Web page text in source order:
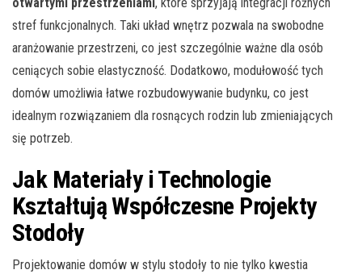
stref funkcjonalnych. Taki układ wnętrz pozwala na swobodne
aranżowanie przestrzeni, co jest szczególnie ważne dla osób
ceniących sobie elastyczność. Dodatkowo, modułowość tych
domów umożliwia łatwe rozbudowywanie budynku, co jest
idealnym rozwiązaniem dla rosnących rodzin lub zmieniających
się potrzeb.
Jak Materiały i Technologie
Kształtują Współczesne Projekty
Stodoły
Projektowanie domów w stylu stodoły to nie tylko kwestia